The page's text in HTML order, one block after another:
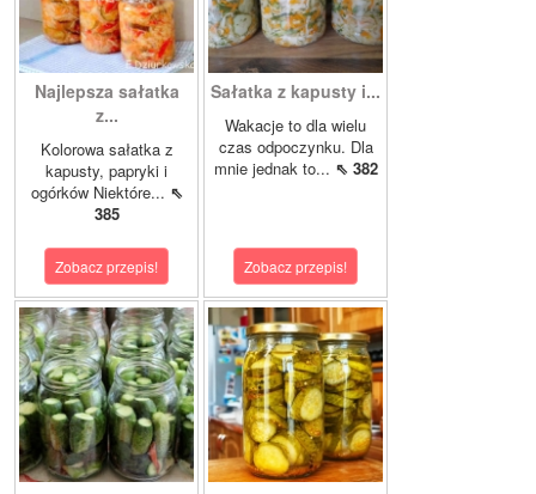
Najlepsza sałatka
z...
Kolorowa sałatka z
kapusty, papryki i
ogórków Niektóre... ⇖
385
Zobacz przepis!
Sałatka z kapusty i...
Wakacje to dla wielu
czas odpoczynku. Dla
mnie jednak to... ⇖ 382
Zobacz przepis!